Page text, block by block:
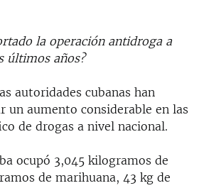
DE ESTADO DE EEUU
la operación antidroga a
últimos años?
autoridades cubanas han
un aumento considerable en las
de drogas a nivel nacional.
ocupó 3,045 kilogramos de
de marihuana, 43 kg de